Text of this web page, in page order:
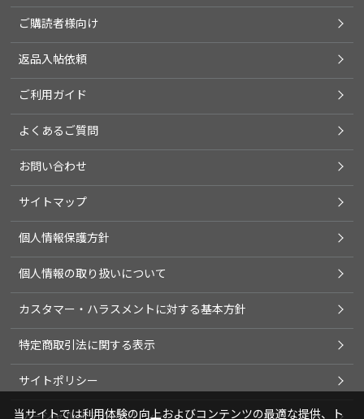
ご購読者様向け
返品入帖依頼
ご利用ガイド
よくあるご質問
お問い合わせ
サイトマップ
個人情報保護方針
個人情報の取り扱いについて
カスタマー・ハラスメントに対する基本方針
特定商取引法に関する表示
サイトポリシー
当サイトでは利用体験の向上およびコンテンツの最適な提供、ト